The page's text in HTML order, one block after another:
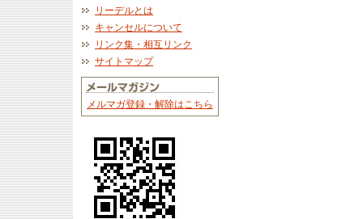
リーデルとは
キャンセルについて
リンク集・相互リンク
サイトマップ
メルマガ登録・解除はこちら